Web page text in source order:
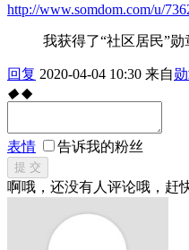
http://www.somdom.com/u/
我获得了“社区居民”
回复 2020-04-04 10:30 来自
◆ ◆
表情 告诉我的粉丝
提 交
啊哦，还没有人评论哦，赶